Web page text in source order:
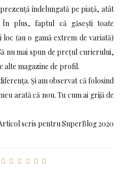
îndelungată pe piață, atât
plus, faptul că găsești toate
loc (au o gamă extrem de variată)
nu mai spun de prețul curierului,
alte magazine de profil.
Și am observat că folosind
arată că nou. Tu cum ai grijă de
scris pentru SuperBlog 2020